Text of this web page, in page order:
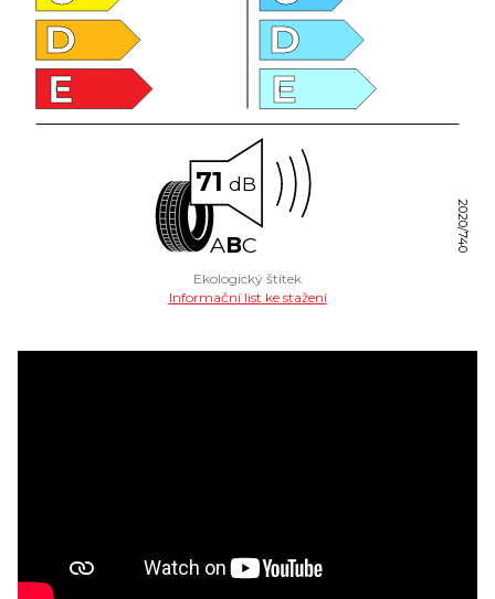
D
E
D
E
71 dB
ABC 2020/740
Ekologický štítek
Informační list ke stažení